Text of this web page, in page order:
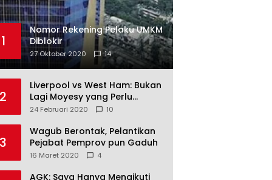
1
Nomor Rekening Pelaku UMKM
Diblokir
27 Oktober 2020 14
2
Liverpool vs West Ham: Bukan
Lagi Moyesy yang Perlu
Ditakuti
24 Februari 2020 10
3
Wagub Berontak, Pelantikan
Pejabat Pemprov pun Gaduh
16 Maret 2020 4
AGK: Saya Hanya Mengikuti